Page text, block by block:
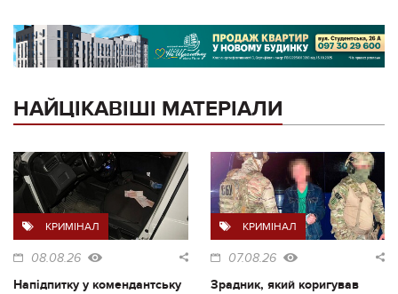
НАЙЦІКАВІШІ МАТЕРІАЛИ
КРИМІНАЛ
08.08.26
Напідпитку у комендантську
КРИМІНАЛ
07.08.26
Зрадник, який коригував